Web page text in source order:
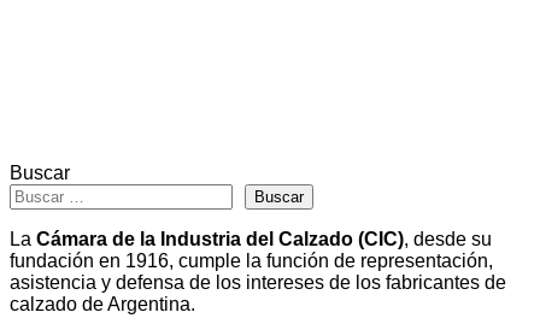
Buscar
Buscar
La Cámara de la Industria del Calzado (CIC), desde su
fundación en 1916, cumple la función de representación,
asistencia y defensa de los intereses de los fabricantes de
calzado de Argentina.